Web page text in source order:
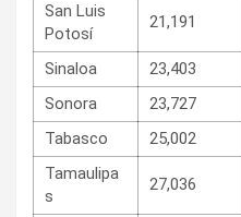
San Luis
Potosí
21,191
Sinaloa 23,403
Sonora
23,727
Tabasco
25,002
Tamaulipa
s
27,036